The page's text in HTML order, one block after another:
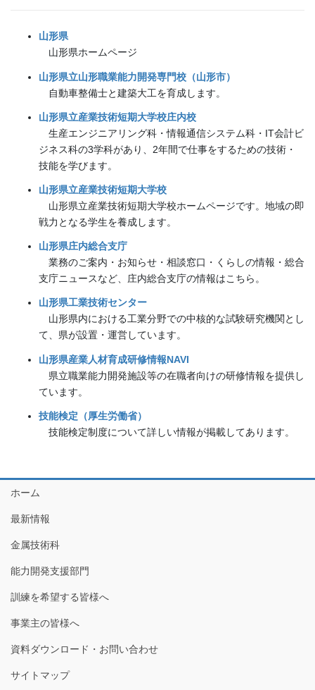
山形県
山形県ホームページ
山形県立山形職業能力開発専門校（山形市）
自動車整備士と建築大工を育成します。
山形県立産業技術短期大学校庄内校
生産エンジニアリング科・情報通信システム科・IT会計ビ
ジネス科の3学科があり、2年間で仕事をするための技術・
技能を学びます。
山形県立産業技術短期大学校
山形県立産業技術短期大学校ホームページです。地域の即
戦力となる学生を養成します。
山形県庄内総合支庁
業務のご案内・お知らせ・相談窓口・くらしの情報・総合
支庁ニュースなど、庄内総合支庁の情報はこちら。
山形県工業技術センター
山形県内における工業分野での中核的な試験研究機関とし
て、県が設置・運営しています。
山形県産業人材育成研修情報NAVI
県立職業能力開発施設等の在職者向けの研修情報を提供し
ています。
技能検定（厚生労働省）
技能検定制度について詳しい情報が掲載してあります。
ホーム
最新情報
金属技術科
能力開発支援部門
訓練を希望する皆様へ
事業主の皆様へ
資料ダウンロード・お問い合わせ
サイトマップ